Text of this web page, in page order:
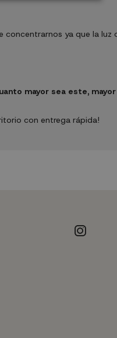
ya que la luz
mayor sea este,
con entrega rápida!